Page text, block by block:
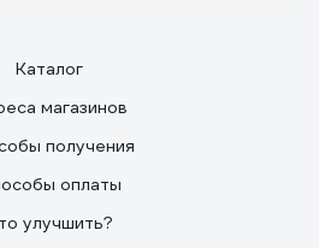
Каталог
магазинов
получения
оплаты
улучшить?